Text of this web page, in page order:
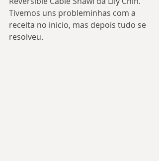
Tivemos uns probleminhas com a
receita no inicio, mas depois tudo se
resolveu.